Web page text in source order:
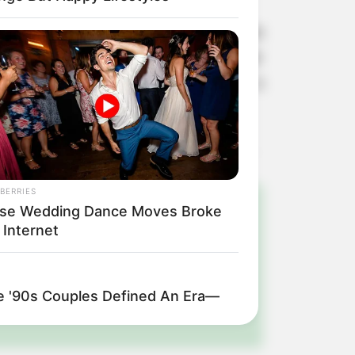
a intensificação de reparos na
o apoio do Policiamento Militar
CNT Rodovias, que atesta a
e região
Wedding Dance Moves Broke
Internet
'90s Couples Defined An Era—